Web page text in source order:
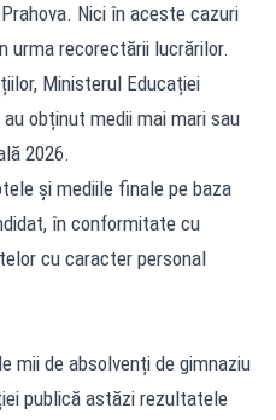
Nici în aceste cazuri
recorectării lucrărilor.
Ministerul Educației
obținut medii mai mari sau
2026.
și mediile finale pe baza
în conformitate cu
cu caracter personal
mii de absolvenți de gimnaziu
publică astăzi rezultatele